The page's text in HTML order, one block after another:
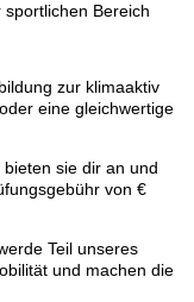
Bereich
zur klimaaktiv
eine gleichwertige
sie dir an und
von €
Teil unseres
und machen die